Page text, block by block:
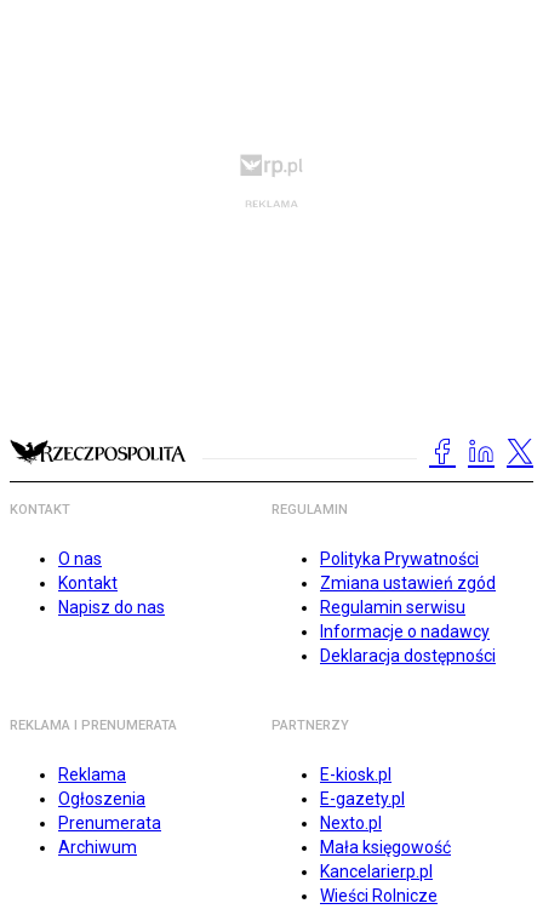
KONTAKT
O nas
Kontakt
Napisz do nas
REGULAMIN
Polityka Prywatności
Zmiana ustawień zgód
Regulamin serwisu
Informacje o nadawcy
Deklaracja dostępności
REKLAMA I PRENUMERATA
Reklama
Ogłoszenia
Prenumerata
Archiwum
PARTNERZY
E-kiosk.pl
E-gazety.pl
Nexto.pl
Mała księgowość
Kancelarierp.pl
Wieści Rolnicze